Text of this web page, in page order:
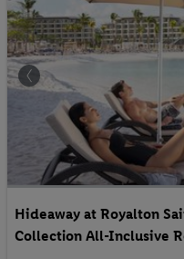
Hideaway at Royalton
Collection All-Inclusive